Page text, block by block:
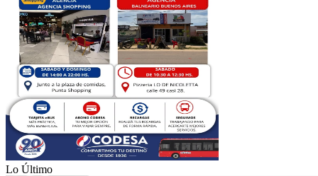
Lo Último